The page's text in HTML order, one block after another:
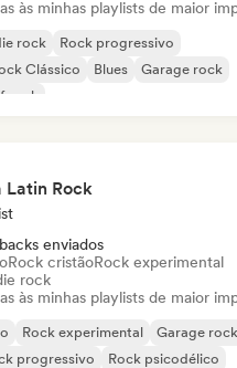
às minhas playlists de maior
rock
Rock progressivo
Clássico
Blues
Garage rock
rock
Latin Rock
enviados
Rock cristãoRock experimental
rock
às minhas playlists de maior
Rock experimental
Garage rock
progressivo
Rock psicodélico